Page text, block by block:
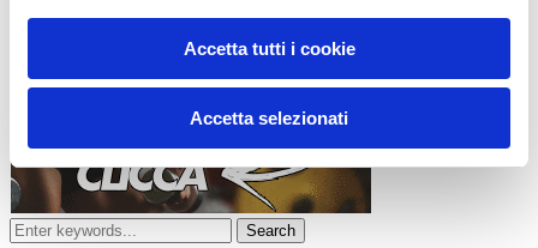
Accetta tutti i cookie
Accetta selezionati